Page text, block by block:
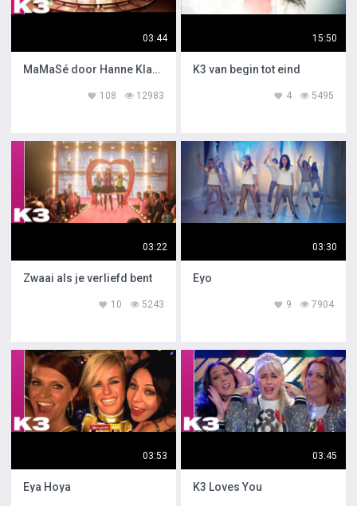
03:44
MaMaSé door Hanne Klaasje en Marthe
12983
108
15:50
K3 van begin tot eind
5495
4
03:22
Zwaai als je verliefd bent
5243
10
03:30
Eyo
7904
9
03:53
Eya Hoya
03:45
K3 Loves You